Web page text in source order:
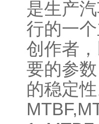
是生产
行的一
创作者
要的参
的稳定